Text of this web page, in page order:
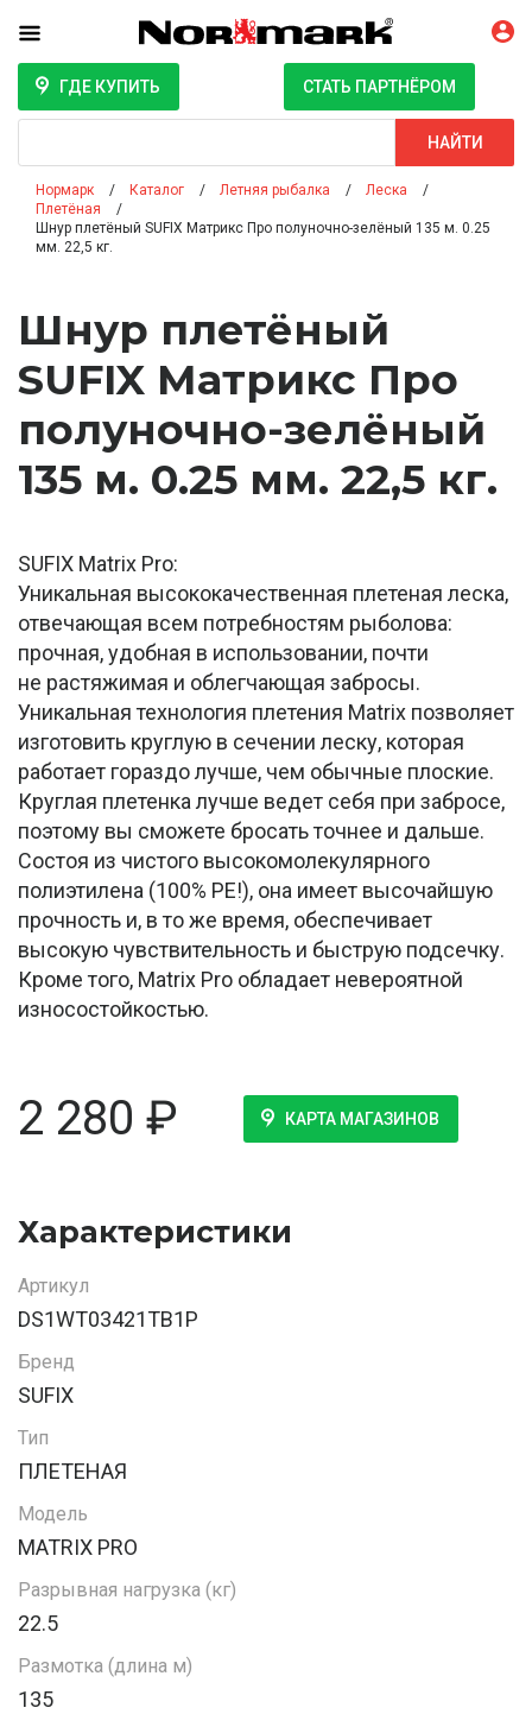
ГДЕ КУПИТЬ СТАТЬ ПАРТНЁРОМ
НАЙТИ
Нормарк Каталог Летняя рыбалка
Леска
Плетёная
Шнур плетёный SUFIX Матрикс Про полуночно-зелёный 135 м. 0.25
мм. 22,5 кг.
Шнур плетёный
SUFIX Матрикс Про
полуночно-зелёный
135 м. 0.25 мм. 22,5 кг.
SUFIX Matrix Pro:
Уникальная высококачественная плетеная леска,
отвечающая всем потребностям рыболова:
прочная, удобная в использовании, почти
не растяжимая и облегчающая забросы.
Уникальная технология плетения Matrix позволяет
изготовить круглую в сечении леску, которая
работает гораздо лучше, чем обычные плоские.
Круглая плетенка лучше ведет себя при забросе,
поэтому вы сможете бросать точнее и дальше.
Состоя из чистого высокомолекулярного
полиэтилена (100% PE!), она имеет высочайшую
прочность и, в то же время, обеспечивает
высокую чувствительность и быструю подсечку.
Кроме того, Matrix Pro обладает невероятной
износостойкостью.
2 280 ₽ КАРТА МАГАЗИНОВ
Характеристики
Артикул
DS1WT03421TB1P
Бренд
SUFIX
Тип
ПЛЕТЕНАЯ
Модель
MATRIX PRO
Разрывная нагрузка (кг)
22.5
Размотка (длина м)
135